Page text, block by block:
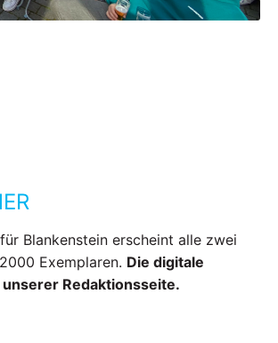
Blankenstein erscheint alle zwei
Exemplaren. Die digitale
Redaktionsseite.